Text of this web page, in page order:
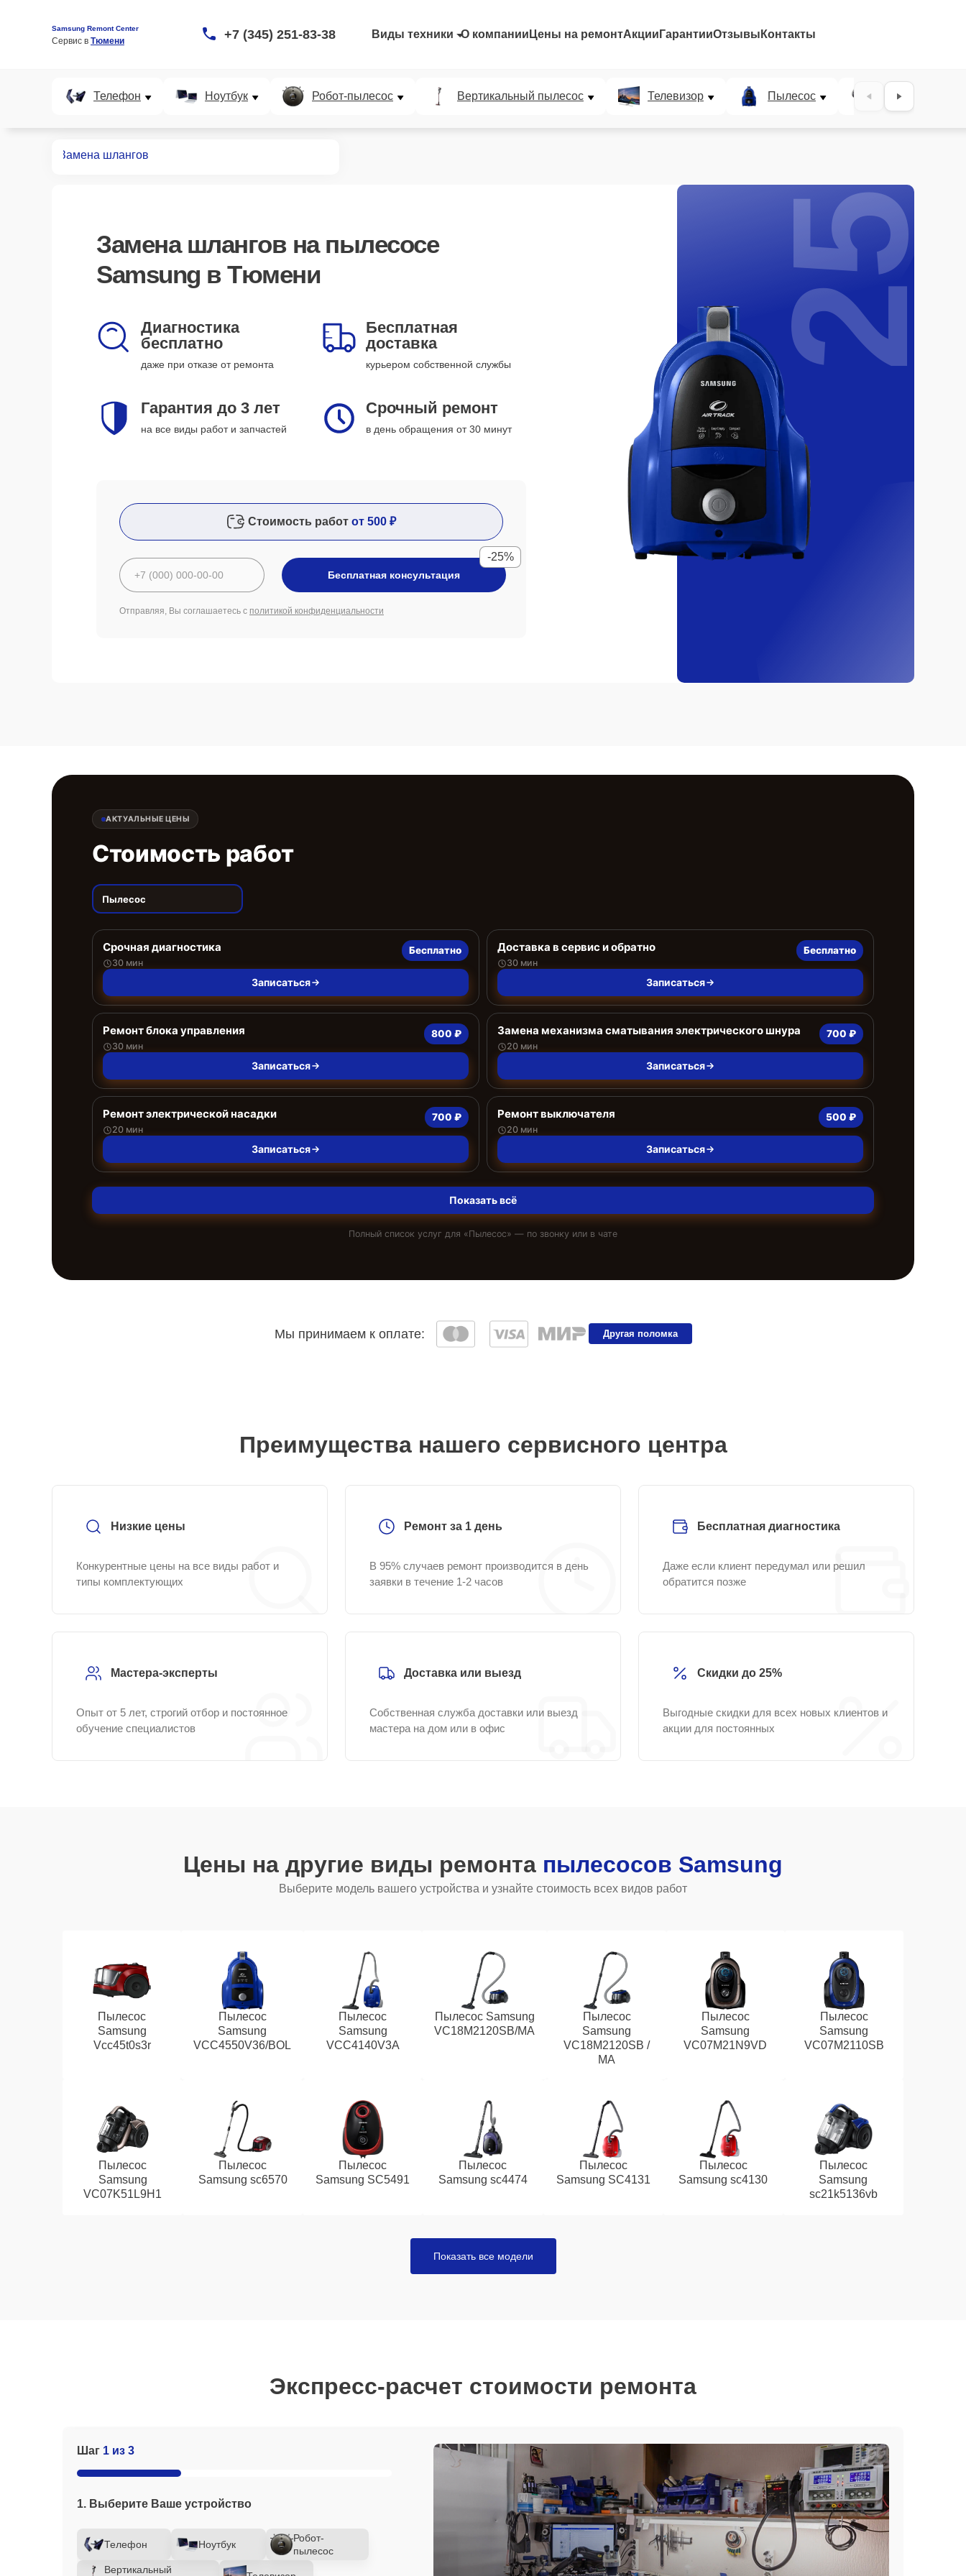
Samsung Remont Center
Сервис в Тюмени +7 (345) 251-83-38 Виды техники О компании Цены на ремонтАкции ГарантииОтзывы Контакты
Телефон Ноутбук Робот-пылесос Вертикальный пылесос Телевизор Пылесос Проектор
Замена шлангов
Замена шланговна пылесосе
Samsung в Тюмени
Диагностика
бесплатно
даже при отказе от ремонта
Бесплатная
доставка
курьером собственной службы
Гарантия до 3 лет
на все виды работ и запчастей
Срочный ремонт
в день обращения от 30 минут
Стоимость работ от 500 ₽
Бесплатная консультация
-25%
Отправляя, Вы соглашаетесь с политикой конфиденциальности
25%
АКТУАЛЬНЫЕ ЦЕНЫ
Стоимость работ
Пылесос
Срочная диагностика
30 мин
Бесплатно
Записаться
Доставка в сервис и обратно
30 мин
Бесплатно
Записаться
Ремонт блока управления
30 мин
800 ₽
Записаться
Замена механизма сматывания электрического шнура
20 мин
700 ₽
Записаться
Ремонт электрической насадки
20 мин
700 ₽
Записаться
Ремонт выключателя
20 мин
500 ₽
Записаться
Показать всё
Полный список услуг для «Пылесос» — по звонку или в чате
Мы принимаем к оплате: Другая поломка
Преимущества нашего сервисного центра
Низкие цены
Конкурентные цены на все виды работ и
типы комплектующих
Ремонт за 1 день
В 95% случаев ремонт производится в день
заявки в течение 1-2 часов
Бесплатная диагностика
Даже если клиент передумал или решил
обратится позже
Мастера-эксперты
Опыт от 5 лет, строгий отбор и постоянное
обучение специалистов
Доставка или выезд
Собственная служба доставки или выезд
мастера на дом или в офис
Скидки до 25%
Выгодные скидки для всех новых клиентов и
акции для постоянных
Цены на другие виды ремонта пылесосов Samsung
Выберите модель вашего устройства и узнайте стоимость всех видов работ
Пылесос
Samsung
Vcc45t0s3r
Пылесос
Samsung
VCC4550V36/BOL
Пылесос
Samsung
VCC4140V3A
Пылесос Samsung
VC18M2120SB/MA
Пылесос
Samsung
VC18M2120SB /
MA
Пылесос
Samsung
VC07M21N9VD
Пылесос
Samsung
VC07M2110SB
Пылесос
Samsung
VC07K51L9H1
Пылесос
Samsung sc6570
Пылесос
Samsung SC5491
Пылесос
Samsung sc4474
Пылесос
Samsung SC4131
Пылесос
Samsung sc4130
Пылесос
Samsung
sc21k5136vb
Показать все модели
Экспресс-расчет стоимости ремонта
Шаг 1 из 3
1. Выберите Ваше устройство
Телефон Ноутбук
Робот-
пылесос
Вертикальный